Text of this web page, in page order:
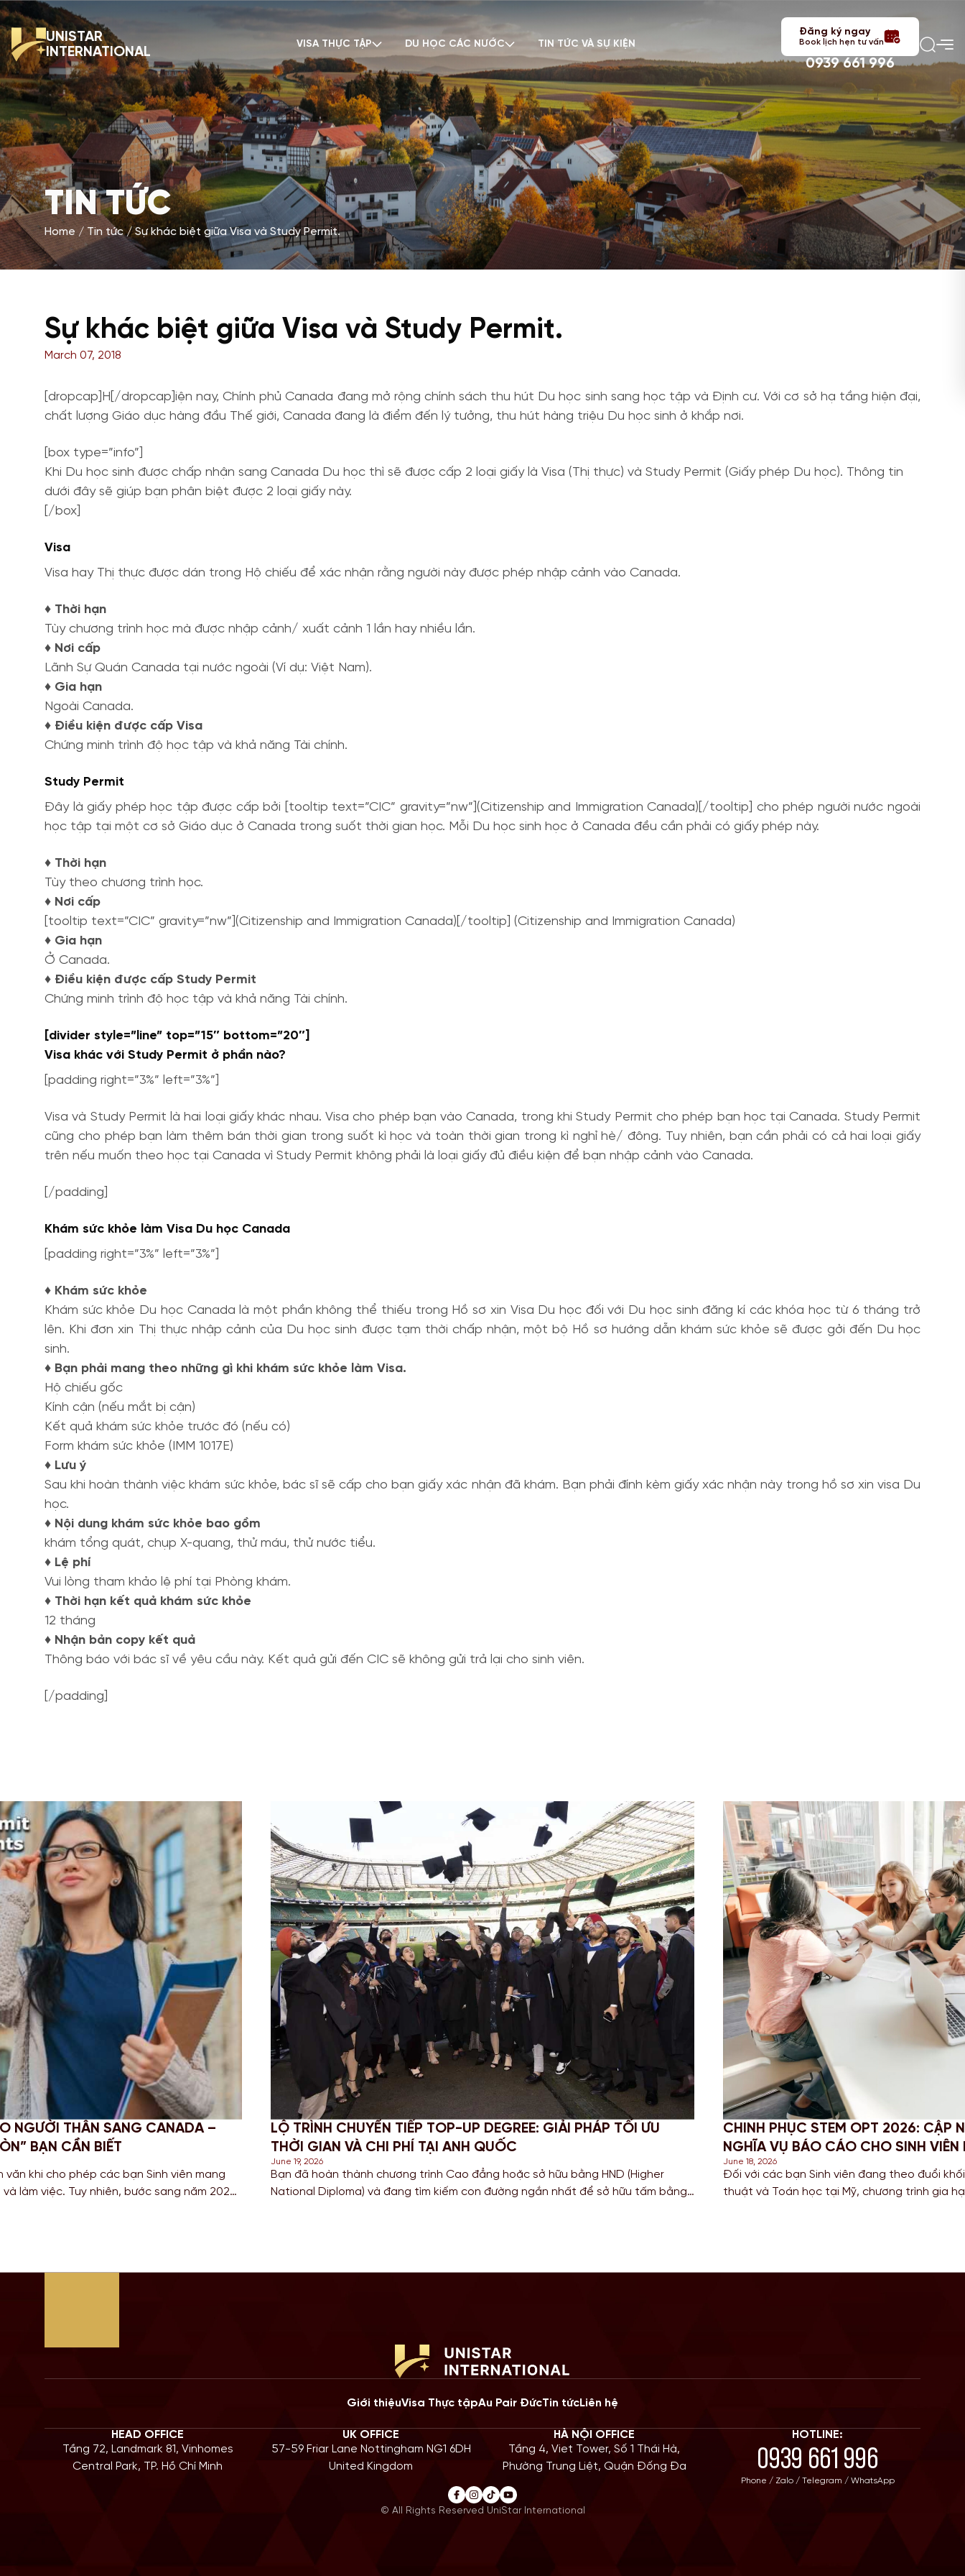
UNISTAR
INTERNATIONAL
VISA THỰC TẬP DU HỌC CÁC NƯỚC TIN TỨC VÀ SỰ KIỆN
Đăng ký ngay
Book lịch hẹn tư vấn
0939 661 996
TIN TỨC
Home Tin tức Sự khác biệt giữa Visa và Study Permit.
Sự khác biệt giữa Visa và Study Permit.
March 07, 2018
[dropcap]H[/dropcap]iện nay, Chính phủ Canada đang mở rộng chính sách thu hút Du học sinh sang học tập và Định cư. Với cơ sở hạ tầng hiện đại,
chất lượng Giáo dục hàng đầu Thế giới, Canada đang là điểm đến lý tưởng, thu hút hàng triệu Du học sinh ở khắp nơi.
[box type=”info”]
Khi Du học sinh được chấp nhận sang Canada Du học thì sẽ được cấp 2 loại giấy là Visa (Thị thực) và Study Permit (Giấy phép Du học). Thông tin
dưới đây sẽ giúp bạn phân biệt được 2 loại giấy này.
[/box]
Visa
Visa hay Thị thực được dán trong Hộ chiếu để xác nhận rằng người này được phép nhập cảnh vào Canada.
♦ Thời hạn
Tùy chương trình học mà được nhập cảnh/ xuất cảnh 1 lần hay nhiều lần.
♦ Nơi cấp
Lãnh Sự Quán Canada tại nước ngoài (Ví dụ: Việt Nam).
♦ Gia hạn
Ngoài Canada.
♦ Điều kiện được cấp Visa
Chứng minh trình độ học tập và khả năng Tài chính.
Study Permit
Đây là giấy phép học tập được cấp bởi [tooltip text=”CIC” gravity=”nw”](Citizenship and Immigration Canada)[/tooltip] cho phép người nước ngoài
học tập tại một cơ sở Giáo dục ở Canada trong suốt thời gian học. Mỗi Du học sinh học ở Canada đều cần phải có giấy phép này.
♦ Thời hạn
Tùy theo chương trình học.
♦ Nơi cấp
[tooltip text=”CIC” gravity=”nw”](Citizenship and Immigration Canada)[/tooltip] (Citizenship and Immigration Canada)
♦ Gia hạn
Ở Canada.
♦ Điều kiện được cấp Study Permit
Chứng minh trình độ học tập và khả năng Tài chính.
[divider style=”line” top=”15″ bottom=”20″]
Visa khác với Study Permit ở phần nào?
[padding right=”3%” left=”3%”]
Visa và Study Permit là hai loại giấy khác nhau. Visa cho phép bạn vào Canada, trong khi Study Permit cho phép bạn học tại Canada. Study Permit
cũng cho phép bạn làm thêm bán thời gian trong suốt kì học và toàn thời gian trong kì nghỉ hè/ đông. Tuy nhiên, bạn cần phải có cả hai loại giấy
trên nếu muốn theo học tại Canada vì Study Permit không phải là loại giấy đủ điều kiện để bạn nhập cảnh vào Canada.
[/padding]
Khám sức khỏe làm Visa Du học Canada
[padding right=”3%” left=”3%”]
♦ Khám sức khỏe
Khám sức khỏe Du học Canada là một phần không thể thiếu trong Hồ sơ xin Visa Du học đối với Du học sinh đăng kí các khóa học từ 6 tháng trở
lên. Khi đơn xin Thị thực nhập cảnh của Du học sinh được tạm thời chấp nhận, một bộ Hồ sơ hướng dẫn khám sức khỏe sẽ được gởi đến Du học
sinh.
♦ Bạn phải mang theo những gì khi khám sức khỏe làm Visa.
Hộ chiếu gốc
Kính cận (nếu mắt bị cận)
Kết quả khám sức khỏe trước đó (nếu có)
Form khám sức khỏe (IMM 1017E)
♦ Lưu ý
Sau khi hoàn thành việc khám sức khỏe, bác sĩ sẽ cấp cho bạn giấy xác nhận đã khám. Bạn phải đính kèm giấy xác nhận này trong hồ sơ xin visa Du
học.
♦ Nội dung khám sức khỏe bao gồm
khám tổng quát, chụp X-quang, thử máu, thử nước tiểu.
♦ Lệ phí
Vui lòng tham khảo lệ phí tại Phòng khám.
♦ Thời hạn kết quả khám sức khỏe
12 tháng
♦ Nhận bản copy kết quả
Thông báo với bác sĩ về yêu cầu này. Kết quả gửi đến CIC sẽ không gửi trả lại cho sinh viên.
[/padding]
NGƯỜI THÂN SANG CANADA –
BẠN CẦN BIẾT
khi cho phép các bạn Sinh viên mang
làm việc. Tuy nhiên, bước sang năm 2026,
LỘ TRÌNH CHUYỂN TIẾP TOP-UP DEGREE: GIẢI PHÁP TỐI ƯU
THỜI GIAN VÀ CHI PHÍ TẠI ANH QUỐC
June 19, 2026
Bạn đã hoàn thành chương trình Cao đẳng hoặc sở hữu bằng HND (Higher
National Diploma) và đang tìm kiếm con đường ngắn nhất để sở hữu tấm bằng
CHINH PHỤC STEM OPT 2026: CẬP
NGHĨA VỤ BÁO CÁO CHO SINH VIÊN
June 18, 2026
Đối với các bạn Sinh viên đang theo đuổi
thuật và Toán học tại Mỹ, chương trình gia
Giới thiệuVisa Thực tậpAu Pair ĐứcTin tứcLiên hệ
HEAD OFFICE
Tầng 72, Landmark 81, Vinhomes
Central Park, TP. Hồ Chí Minh
UK OFFICE
57-59 Friar Lane Nottingham NG1 6DH
United Kingdom
HÀ NỘI OFFICE
Tầng 4, Viet Tower, Số 1 Thái Hà,
Phường Trung Liệt, Quận Đống Đa
HOTLINE:
0939 661 996
Phone / Zalo / Telegram / WhatsApp
© All Rights Reserved UniStar International